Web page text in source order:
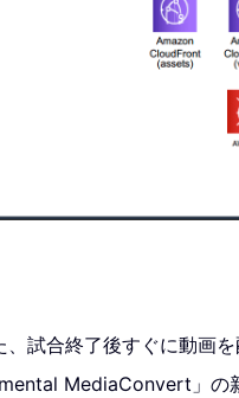
、試合終了後すぐに動画
MediaConvert」の